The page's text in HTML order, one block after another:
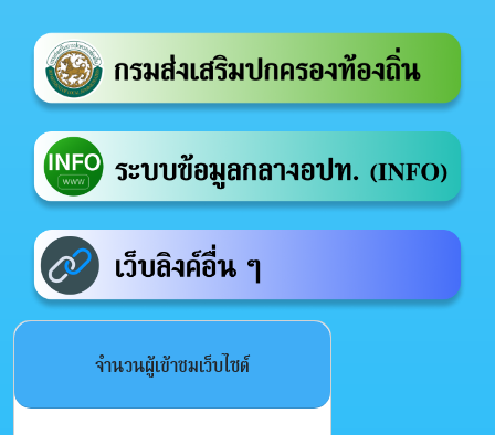
จำนวนผู้เข้าชมเว็บไซต์